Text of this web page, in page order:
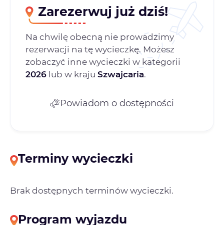
Zarezerwuj już dziś!
Na chwilę obecną nie prowadzimy
rezerwacji na tę wycieczkę. Możesz
zobaczyć inne wycieczki w kategorii
2026 lub w kraju Szwajcaria.
Powiadom o dostępności
Terminy wycieczki
Brak dostępnych terminów wycieczki.
Program wyjazdu